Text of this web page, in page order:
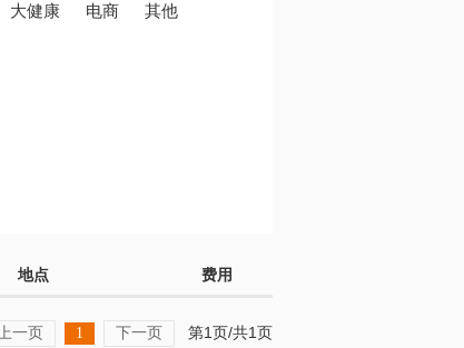
大健康 电商
其他
地点 费用
上一页 1 下一页 第1页/共1页